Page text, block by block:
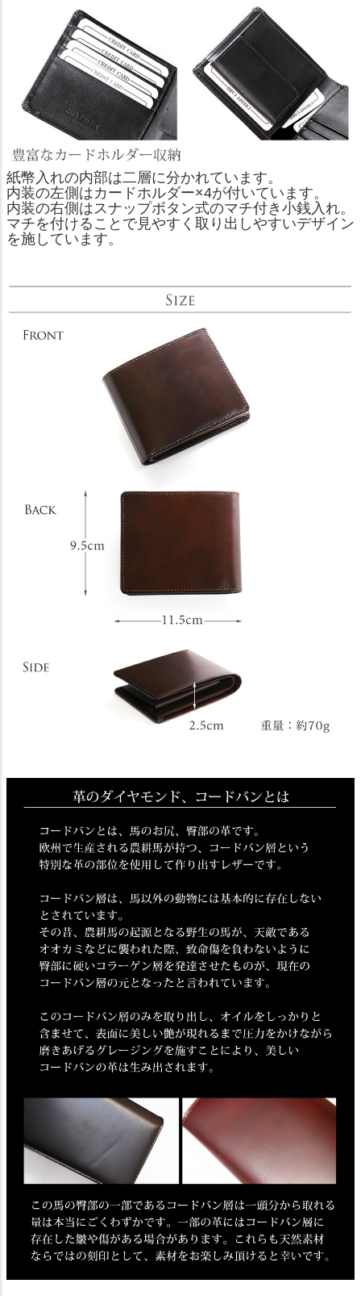
紙幣入れの内部は二層に分かれています。
内装の左側はカードホルダー×4が付いています。
内装の右側はスナップボタン式のマチ付き小銭入れ。
マチを付けることで見やすく取り出しやすいデザイン
を施しています。